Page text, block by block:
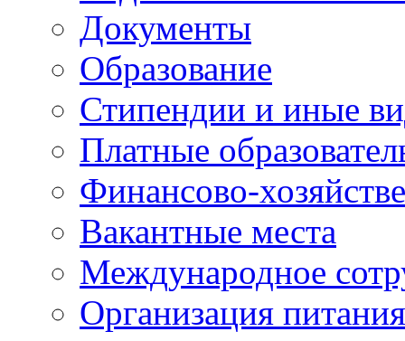
Документы
Образование
Стипендии и иные
Платные
Финансово-
Вакантные места
Международное
Организация